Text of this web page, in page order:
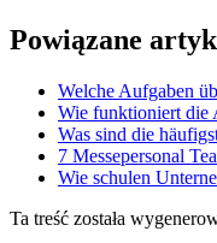
Przejdź
do
Powiązane
Welche Aufgaben
Wie funktioniert die
Was sind die
7 Messepersonal
Wie schulen
Ta treść została